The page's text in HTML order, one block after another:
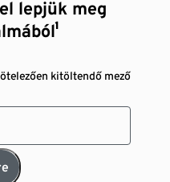
lepjük meg
kitöltendő mező